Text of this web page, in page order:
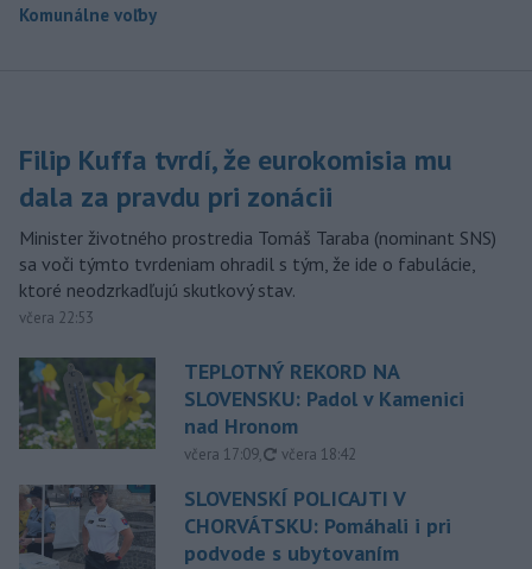
Komunálne voľby
Filip Kuffa tvrdí, že eurokomisia mu
dala za pravdu pri zonácii
Minister životného prostredia Tomáš Taraba (nominant SNS)
sa voči týmto tvrdeniam ohradil s tým, že ide o fabulácie,
ktoré neodzrkadľujú skutkový stav.
včera 22:53
TEPLOTNÝ REKORD NA
SLOVENSKU: Padol v Kamenici
nad Hronom
včera 17:09, aktualizované
včera 18:42
SLOVENSKÍ POLICAJTI V
CHORVÁTSKU: Pomáhali i pri
podvode s ubytovaním